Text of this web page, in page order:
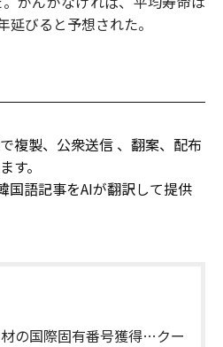
びると予想された。
複製、公衆送信 、翻案、配布
す。
国語記事をAIが翻訳して提供
の国際固有番号獲得…クー